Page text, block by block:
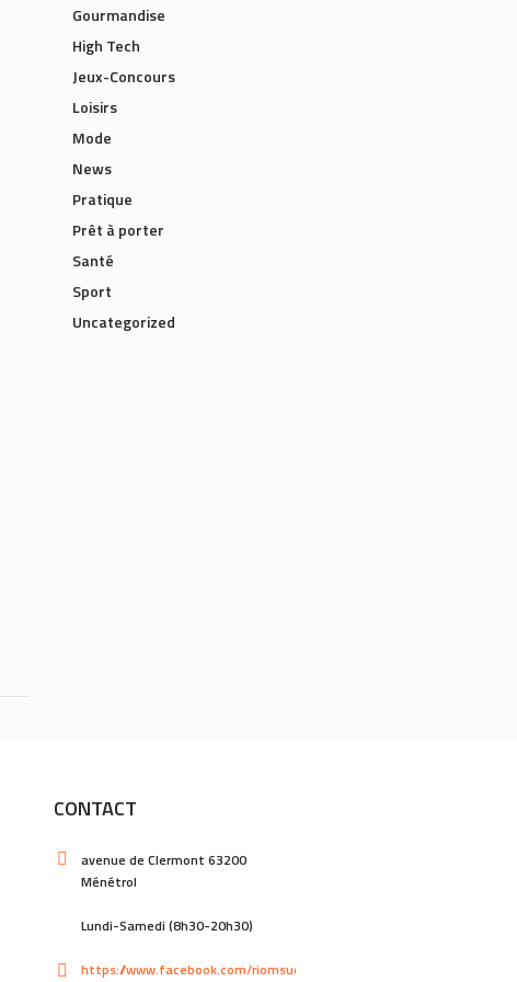
Gourmandise
High Tech
Jeux-Concours
Loisirs
Mode
News
Pratique
Prêt à porter
Santé
Sport
Uncategorized
CONTACT
avenue de Clermont 63200
Ménétrol
Lundi-Samedi (8h30-20h30)
https://www.facebook.com/riomsud